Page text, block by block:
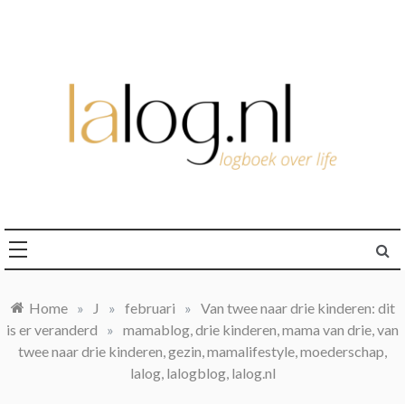
Home » J » februari » Van twee naar drie kinderen: dit
is er veranderd
» mamablog, drie kinderen, mama van drie, van
twee naar drie kinderen, gezin, mamalifestyle, moederschap,
lalog, lalogblog, lalog.nl